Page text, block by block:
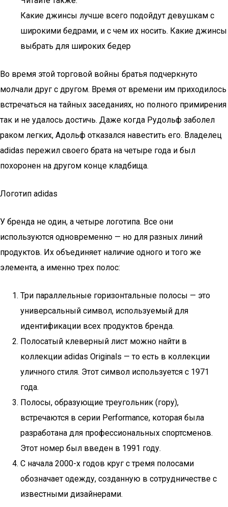
Какие джинсы лучше всего подойдут девушкам с
широкими бедрами, и с чем их носить. Какие джинсы
выбрать для широких бедер
Во время этой торговой войны братья подчеркнуто
молчали друг с другом. Время от времени им приходилось
встречаться на тайных заседаниях, но полного примирения
так и не удалось достичь. Даже когда Рудольф заболел
раком легких, Адольф отказался навестить его. Владелец
adidas пережил своего брата на четыре года и был
похоронен на другом конце кладбища.
Логотип adidas
У бренда не один, а четыре логотипа. Все они
используются одновременно — но для разных линий
продуктов. Их объединяет наличие одного и того же
элемента, а именно трех полос:
Три параллельные горизонтальные полосы — это
универсальный символ, используемый для
идентификации всех продуктов бренда.
Полосатый клеверный лист можно найти в
коллекции adidas Originals — то есть в коллекции
уличного стиля. Этот символ используется с 1971
года.
Полосы, образующие треугольник (гору),
встречаются в серии Performance, которая была
разработана для профессиональных спортсменов.
Этот номер был введен в 1991 году.
С начала 2000-х годов круг с тремя полосами
обозначает одежду, созданную в сотрудничестве с
известными дизайнерами.